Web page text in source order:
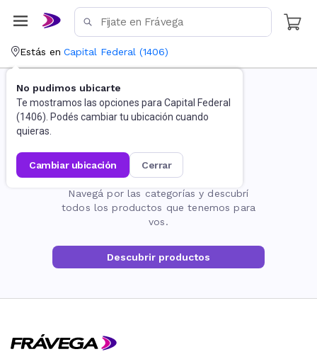
Estás en Capital Federal (1406)
No pudimos ubicarte
Te mostramos las opciones para Capital Federal
(1406). Podés cambiar tu ubicación cuando
quieras.
cambiar ubicación cerrar
La página no existe
Navegá por las categorías y descubrí
todos los productos que tenemos para
vos.
Descubrir productos